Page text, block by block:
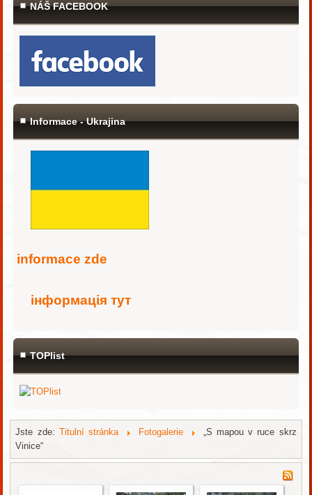
NÁŠ FACEBOOK
Informace - Ukrajina
informace zde
інформація тут
TOPlist
Jste zde: Titulní stránka Fotogalerie
„S mapou v ruce skrz
Vinice“